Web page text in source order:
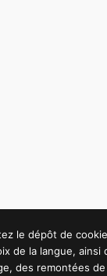
le dépôt de
de la langue,
des remontées